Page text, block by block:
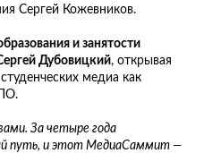
Сергей Кожевников.
и занятости
Дубовицкий, открывая
медиа как
За четыре года
путь, и этот МедиаСаммит —